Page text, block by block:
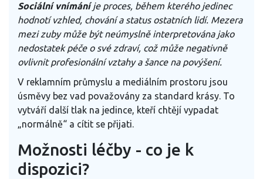
Sociální vnímání je proces, během kterého jedinec
hodnotí vzhled, chování a status ostatních lidí. Mezera
mezi zuby může být neúmyslně interpretována jako
nedostatek péče o své zdraví, což může negativně
ovlivnit profesionální vztahy a šance na povýšení.
V reklamním průmyslu a mediálním prostoru jsou
úsměvy bez vad považovány za standard krásy. To
vytváří další tlak na jedince, kteří chtějí vypadat
„normálně“ a cítit se přijati.
Možnosti léčby - co je k
dispozici?